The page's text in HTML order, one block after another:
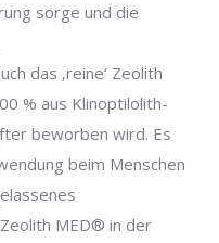
sorge und die
das ‚reine‘ Zeolith
% aus Klinoptilolith-
beworben wird. Es
beim Menschen
MED® in der